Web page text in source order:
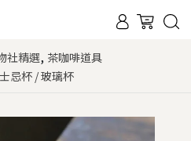
社精選, 茶咖啡道具
忌杯 / 玻璃杯